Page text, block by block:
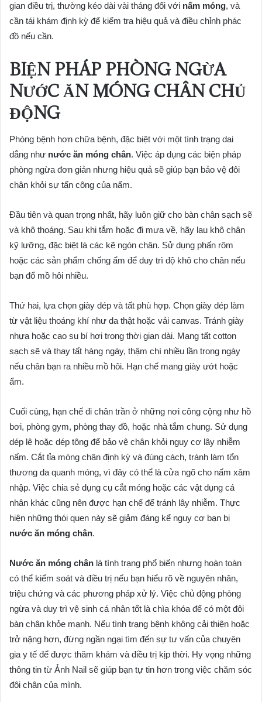
gian điều trị, thường kéo dài vài tháng đối với nấm móng, và
cần tái khám định kỳ để kiểm tra hiệu quả và điều chỉnh phác
đồ nếu cần.
BIỆN PHÁP PHÒNG NGỪA
NƯỚC ĂN MÓNG CHÂNCHỦ
ĐỘNG
Phòng bệnh hơn chữa bệnh, đặc biệt với một tình trạng dai
dẳng như nước ăn móng chân. Việc áp dụng các biện pháp
phòng ngừa đơn giản nhưng hiệu quả sẽ giúp bạn bảo vệ đôi
chân khỏi sự tấn công của nấm.
Đầu tiên và quan trọng nhất, hãy luôn giữ cho bàn chân sạch sẽ
và khô thoáng. Sau khi tắm hoặc đi mưa về, hãy lau khô chân
kỹ lưỡng, đặc biệt là các kẽ ngón chân. Sử dụng phấn rôm
hoặc các sản phẩm chống ẩm để duy trì độ khô cho chân nếu
bạn đổ mồ hôi nhiều.
Thứ hai, lựa chọn giày dép và tất phù hợp. Chọn giày dép làm
từ vật liệu thoáng khí như da thật hoặc vải canvas. Tránh giày
nhựa hoặc cao su bí hơi trong thời gian dài. Mang tất cotton
sạch sẽ và thay tất hàng ngày, thậm chí nhiều lần trong ngày
nếu chân bạn ra nhiều mồ hôi. Hạn chế mang giày ướt hoặc
ẩm.
Cuối cùng, hạn chế đi chân trần ở những nơi công cộng như hồ
bơi, phòng gym, phòng thay đồ, hoặc nhà tắm chung. Sử dụng
dép lê hoặc dép tông để bảo vệ chân khỏi nguy cơ lây nhiễm
nấm. Cắt tỉa móng chân định kỳ và đúng cách, tránh làm tổn
thương da quanh móng, vì đây có thể là cửa ngõ cho nấm xâm
nhập. Việc chia sẻ dụng cụ cắt móng hoặc các vật dụng cá
nhân khác cũng nên được hạn chế để tránh lây nhiễm. Thực
hiện những thói quen này sẽ giảm đáng kể nguy cơ bạn bị
nước ăn móng chân.
Nước ăn móng chân là tình trạng phổ biến nhưng hoàn toàn
có thể kiểm soát và điều trị nếu bạn hiểu rõ về nguyên nhân,
triệu chứng và các phương pháp xử lý. Việc chủ động phòng
ngừa và duy trì vệ sinh cá nhân tốt là chìa khóa để có một đôi
bàn chân khỏe mạnh. Nếu tình trạng bệnh không cải thiện hoặc
trở nặng hơn, đừng ngần ngại tìm đến sự tư vấn của chuyên
gia y tế để được thăm khám và điều trị kịp thời. Hy vọng những
thông tin từ Ảnh Nail sẽ giúp bạn tự tin hơn trong việc chăm sóc
đôi chân của mình.